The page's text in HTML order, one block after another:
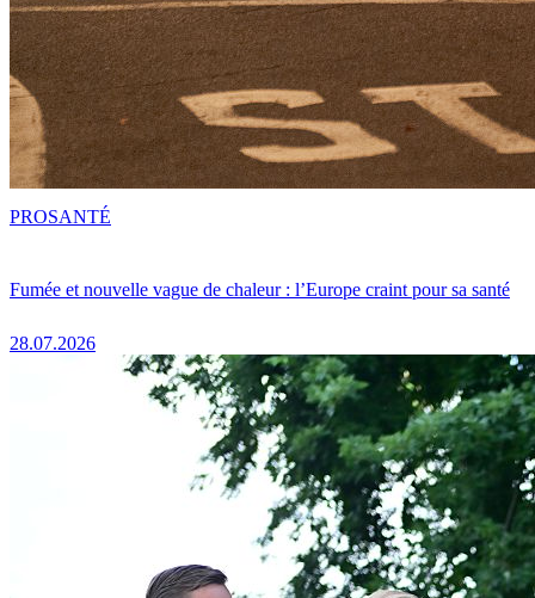
Fumée et nouvelle vague de chaleur : l’Europe craint pour sa santé
28.07.2026
PROSANTÉ